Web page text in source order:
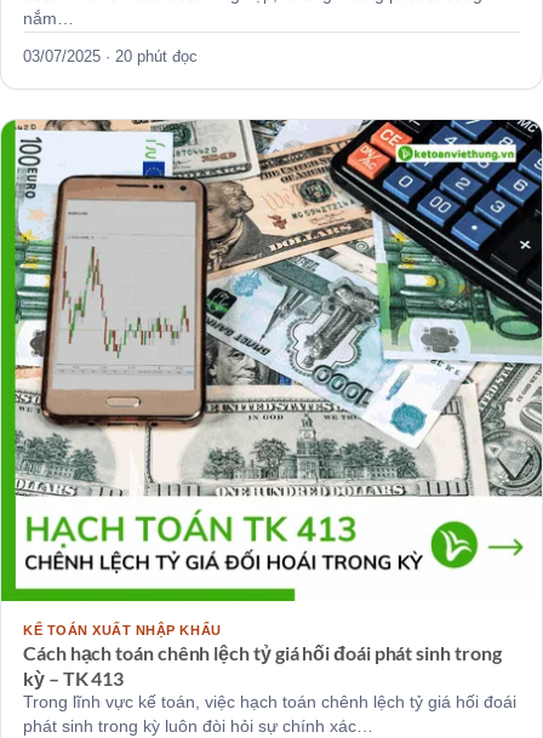
nắm…
03/07/2025 · 20 phút đọc
KẾ TOÁN XUẤT NHẬP KHẨU
Cách hạch toán chênh lệch tỷ giá hối đoái phát sinh trong
kỳ – TK 413
Trong lĩnh vực kế toán, việc hạch toán chênh lệch tỷ giá hối đoái
phát sinh trong kỳ luôn đòi hỏi sự chính xác…